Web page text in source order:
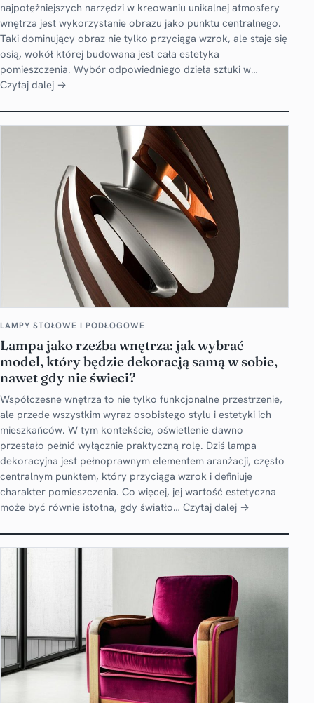
najpotężniejszych narzędzi w kreowaniu unikalnej atmosfery
wnętrza jest wykorzystanie obrazu jako punktu centralnego.
Taki dominujący obraz nie tylko przyciąga wzrok, ale staje się
osią, wokół której budowana jest cała estetyka
pomieszczenia. Wybór odpowiedniego dzieła sztuki w…
Czytaj dalej →
LAMPY STOŁOWE I PODŁOGOWE
Lampa jako rzeźba wnętrza: jak wybrać
model, który będzie dekoracją samą w sobie,
nawet gdy nie świeci?
Współczesne wnętrza to nie tylko funkcjonalne przestrzenie,
ale przede wszystkim wyraz osobistego stylu i estetyki ich
mieszkańców. W tym kontekście, oświetlenie dawno
przestało pełnić wyłącznie praktyczną rolę. Dziś lampa
dekoracyjna jest pełnoprawnym elementem aranżacji, często
centralnym punktem, który przyciąga wzrok i definiuje
charakter pomieszczenia. Co więcej, jej wartość estetyczna
może być równie istotna, gdy światło… Czytaj dalej →